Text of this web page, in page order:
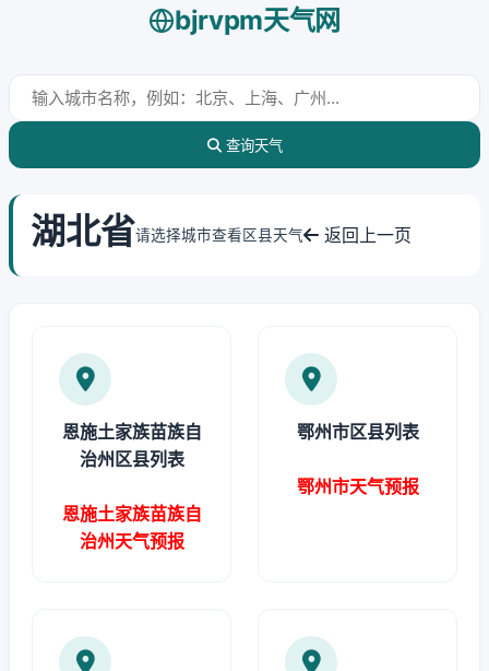
bjrvpm天气网
查询天气
湖北省请选择城市查看区县天气 返回上一页
恩施土家族苗族自
治州区县列表
恩施土家族苗族自
治州天气预报
鄂州市区县列表
鄂州市天气预报